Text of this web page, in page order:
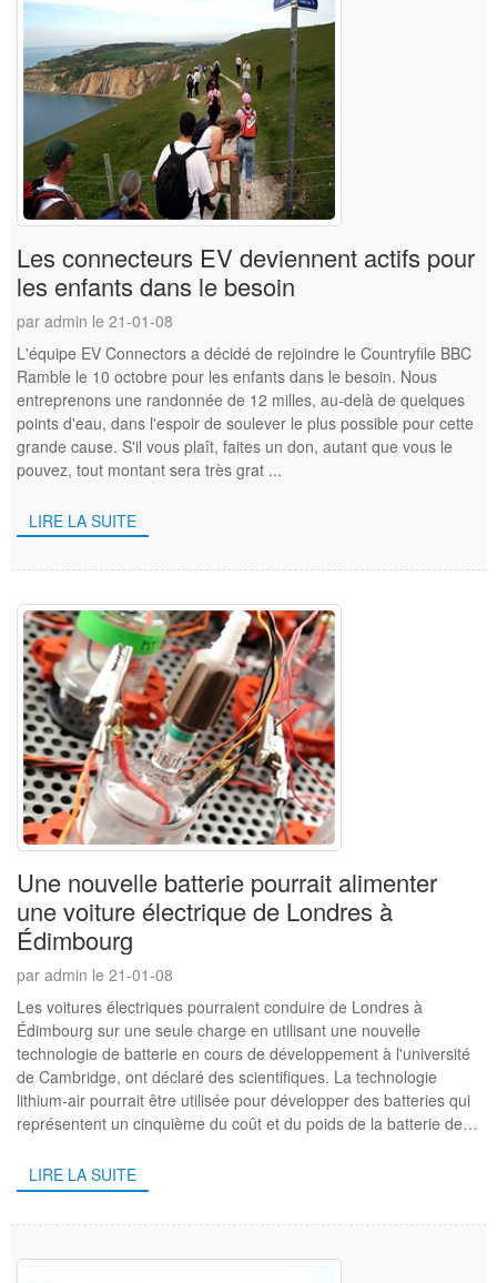
Les connecteurs EV deviennent actifs pour
les enfants dans le besoin
par admin le 21-01-08
L'équipe EV Connectors a décidé de rejoindre le Countryfile BBC
Ramble le 10 octobre pour les enfants dans le besoin. Nous
entreprenons une randonnée de 12 milles, au-delà de quelques
points d'eau, dans l'espoir de soulever le plus possible pour cette
grande cause. S'il vous plaît, faites un don, autant que vous le
pouvez, tout montant sera très grat ...
LIRE LA SUITE
Une nouvelle batterie pourrait alimenter
une voiture électrique de Londres à
Édimbourg
par admin le 21-01-08
Les voitures électriques pourraient conduire de Londres à
Édimbourg sur une seule charge en utilisant une nouvelle
technologie de batterie en cours de développement à l'université
de Cambridge, ont déclaré des scientifiques. La technologie
lithium-air pourrait être utilisée pour développer des batteries qui
représentent un cinquième du coût et du poids de la batterie de
LIRE LA SUITE